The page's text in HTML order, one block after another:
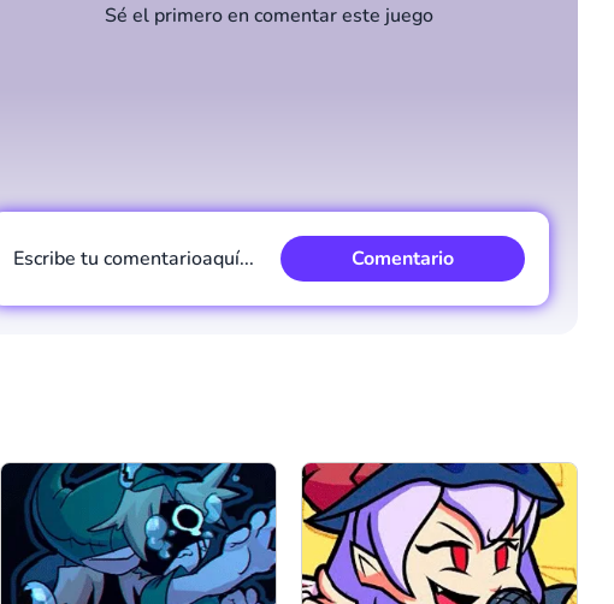
Sé el primero en comentar este juego
Escribe tu comentarioaquí... Comentario
Cancelar Comentario